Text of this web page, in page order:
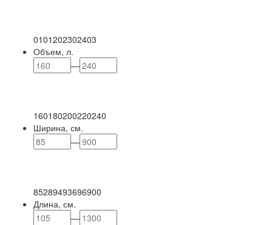
0101202302403
Объем, л.
—
160180200220240
Ширина, см.
—
85289493696900
Длина, см.
—